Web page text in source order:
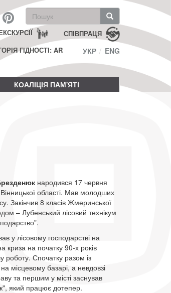
Пошукова
форма
Пошук СПІВПРАЦЯ
ГІДНОСТІ: AR
УКР ENG
КОАЛІЦІЯ ПАМ'ЯТІ
народився 17 червня
області. Мав молодших
Закінчив 8 класів Жмеринської
– Лубенський лісовий технікум
у лісовому господарстві на
криза на початку 90-х років
роботу. Спочатку разом із
місцевому базарі, а невдовзі
та першим у місті заснував
який працює дотепер.